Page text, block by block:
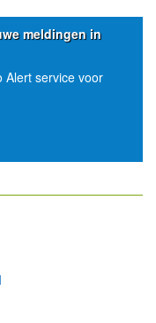
meldingen in
Alert service voor